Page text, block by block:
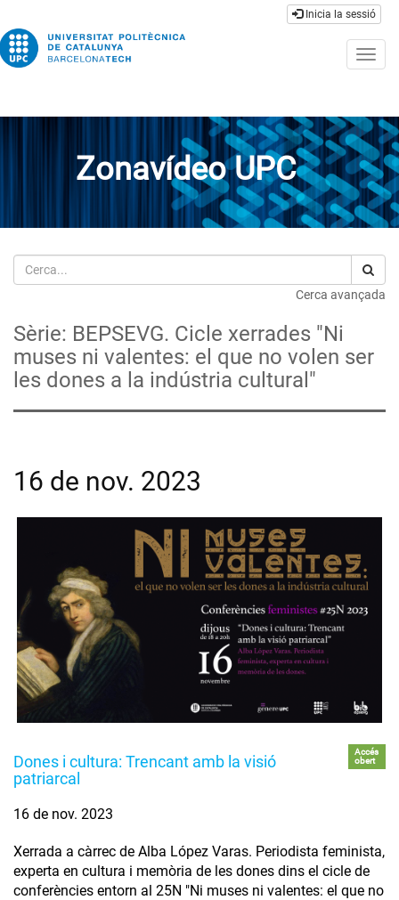
Inicia la sessió
Zonavídeo UPC
Cerca
Cerca avançada
Sèrie: BEPSEVG. Cicle xerrades "Ni
muses ni valentes: el que no volen ser
les dones a la indústria cultural"
16 de nov. 2023
Dones i cultura: Trencant amb la visió
patriarcal
Accés
obert
16 de nov. 2023
Xerrada a càrrec de Alba López Varas. Periodista feminista,
experta en cultura i memòria de les dones dins el cicle de
conferències entorn al 25N "Ni muses ni valentes: el que no